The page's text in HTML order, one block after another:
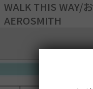
WALK THIS WAY/
AEROSMITH